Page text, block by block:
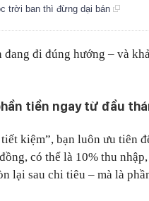
trời ban thì đừng dại bán
đi đúng hướng – và
tiền ngay từ đầu
kiệm”, bạn luôn ưu tiên
có thể là 10% thu
lại sau chi tiêu – mà là